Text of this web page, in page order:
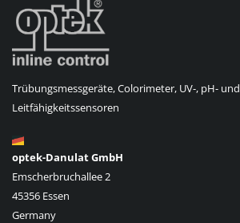
Trübungsmessgeräte, Colorimeter, UV-, pH- und
Leitfähigkeitssensoren
optek-Danulat GmbH
Emscherbruchallee 2
45356 Essen
Germany